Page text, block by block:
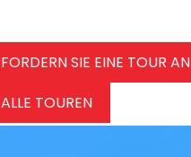
FORDERN SIE EINE TOUR AN
ALLE TOUREN